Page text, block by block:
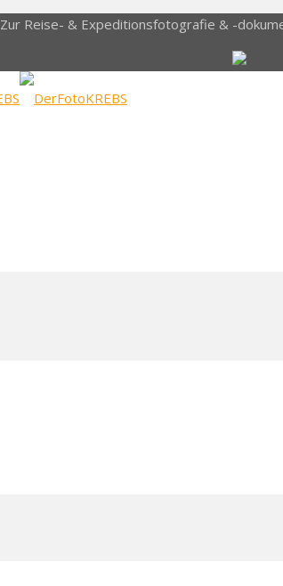
Zur Reise- & Expeditionsfotografie & -